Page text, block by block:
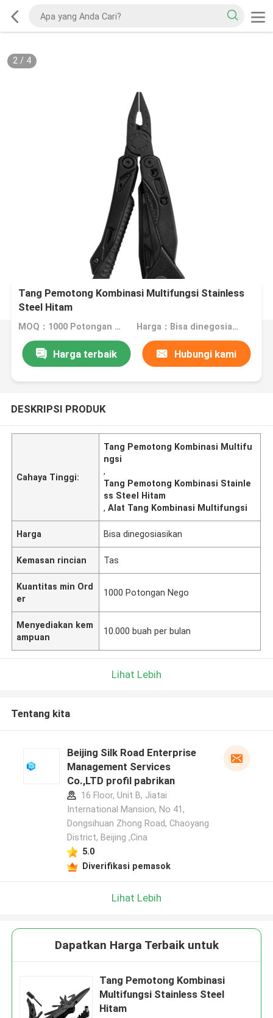
2/ 4
Tang Pemotong Kombinasi Multifungsi Stainless
Steel Hitam
MOQ：1000 Potongan Nego Harga：Bisa dinegosiasikan
Harga terbaik Hubungi kami
DESKRIPSI PRODUK
Cahaya Tinggi:
Tang Pemotong Kombinasi Multifu
ngsi
,
Tang Pemotong Kombinasi Stainle
ss Steel Hitam
,Alat Tang Kombinasi Multifungsi
Harga Bisa dinegosiasikan
Kemasan rincian Tas
Kuantitas min Ord
er
1000 Potongan Nego
Menyediakan kem
ampuan
10.000 buah per bulan
Lihat Lebih
Tentang kita
Beijing Silk Road Enterprise
Management Services
Co.,LTD profil pabrikan
16 Floor, Unit B, Jiatai
International Mansion, No 41,
Dongsihuan Zhong Road, Chaoyang
District, Beijing ,Cina
5.0
Diverifikasi pemasok
Lihat Lebih
Dapatkan Harga Terbaik untuk
Tang Pemotong Kombinasi
Multifungsi Stainless Steel
Hitam